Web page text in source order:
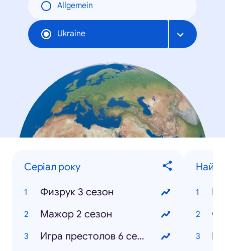
Allgemein
Ukraine
Серіал року
Физрук 3 сезон
Мажор 2 сезон
Игра престолов 6 сезон